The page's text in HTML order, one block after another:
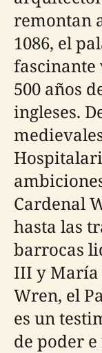
remontan
1086, el
fascinante
500 años
ingleses.
Cardenal
hasta las
barrocas
III y María
Wren, el
es un
de poder